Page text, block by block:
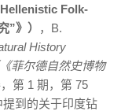
Folk-
”》）
，B.
History
菲尔德自然史博物
第 1 期，第 75
到的关于印度钻